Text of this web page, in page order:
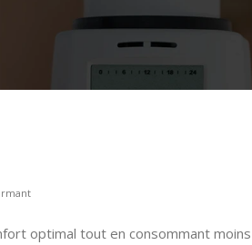
optimal tout en consommant